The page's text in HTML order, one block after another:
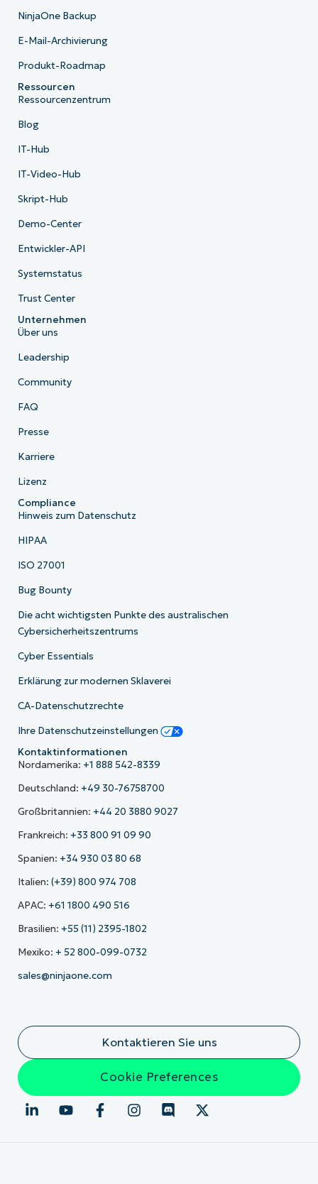
NinjaOne Backup
E-Mail-Archivierung
Produkt-Roadmap
Ressourcen
Ressourcenzentrum
Blog
IT-Hub
IT-Video-Hub
Skript-Hub
Demo-Center
Entwickler-API
Systemstatus
Trust Center
Unternehmen
Über uns
Leadership
Community
FAQ
Presse
Karriere
Lizenz
Compliance
Hinweis zum Datenschutz
HIPAA
ISO 27001
Bug Bounty
Die acht wichtigsten Punkte des australischen
Cybersicherheitszentrums
Cyber Essentials
Erklärung zur modernen Sklaverei
CA-Datenschutzrechte
Ihre Datenschutzeinstellungen
Kontaktinformationen
Nordamerika: +1 888 542-8339
Deutschland: +49 30-76758700
Großbritannien: +44 20 3880 9027
Frankreich: +33 800 91 09 90
Spanien: +34 930 03 80 68
Italien: (+39) 800 974 708
APAC: +61 1800 490 516
Brasilien: +55 (11) 2395-1802
Mexiko: + 52 800-099-0732
sales@ninjaone.com
Kontaktieren Sie uns
Cookie Preferences